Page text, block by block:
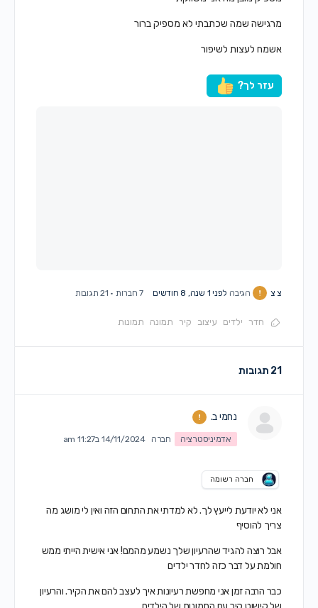
מרגישה שמה שכתבתי לא מספיק ברור
אשמח לעצות לשיפור
עזר לך?
צ צ הגיבה לפני 1 שנה, 8 חודשים 7 חברות · 21 תגובות
חדר ילדים עיצוב קיר תמונה תמונות
21 תגובות
נחמי ב.
אדמיניסטרציה חברה 14/11/2024 ב11:27 am
חברה רשומה
אני לא יודעת לייעץ לך. לא למדתי את התחום הזה ואין לי מושג מה
צריך להוסיף
אבל רוצה להגיד שהרעיון שלך נשמע מהמם! אני אישית הייתי ממש
חולמת על דבר כזה לחדר ילדים
כבר הרבה זמן אני מחפשת רעיונות איך לעצב להם את הקיר. והרעיון